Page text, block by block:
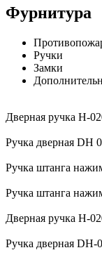
Фурнитура
Ручки
Замки
Дверная ручка H-
Ручка дверная DH
Ручка штанга
Ручка штанга
Дверная ручка H-
Ручка дверная DH-